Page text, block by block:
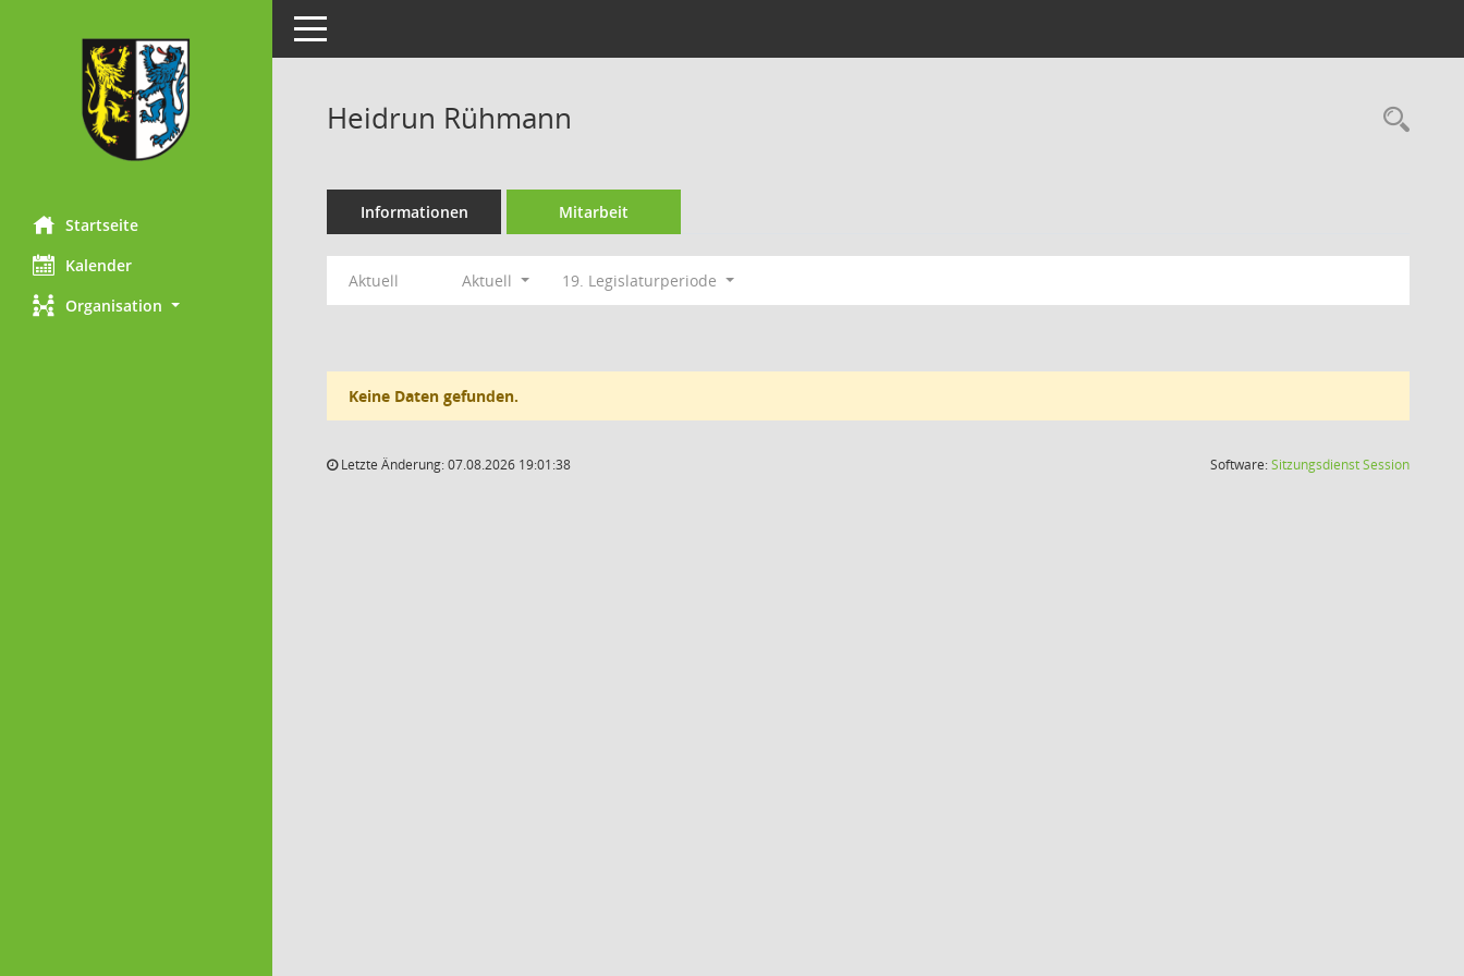
Startseite
Kalender
Organisation
Toggle navigation
Heidrun Rühmann
Informationen Mitarbeit
Aktuell Aktuell 19. Legislaturperiode
Keine Daten gefunden.
Letzte Änderung: 07.08.2026 19:01:38 Software:SitzungsdienstSession(Wird in